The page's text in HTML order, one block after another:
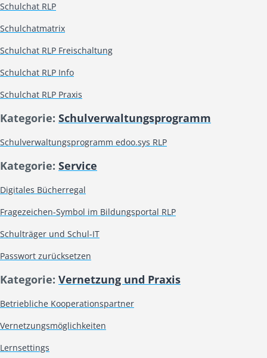
Schulchat RLP
Schulchatmatrix
Schulchat RLP Freischaltung
Schulchat RLP Info
Schulchat RLP Praxis
Kategorie: Schulverwaltungsprogramm
Schulverwaltungsprogramm edoo.sys RLP
Kategorie: Service
Digitales Bücherregal
Fragezeichen-Symbol im Bildungsportal RLP
Schulträger und Schul-IT
Passwort zurücksetzen
Kategorie: Vernetzung und Praxis
Betriebliche Kooperationspartner
Vernetzungsmöglichkeiten
Lernsettings